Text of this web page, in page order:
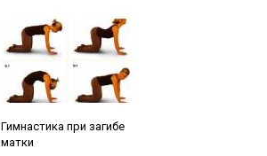
Гимнастика при загибе
матки